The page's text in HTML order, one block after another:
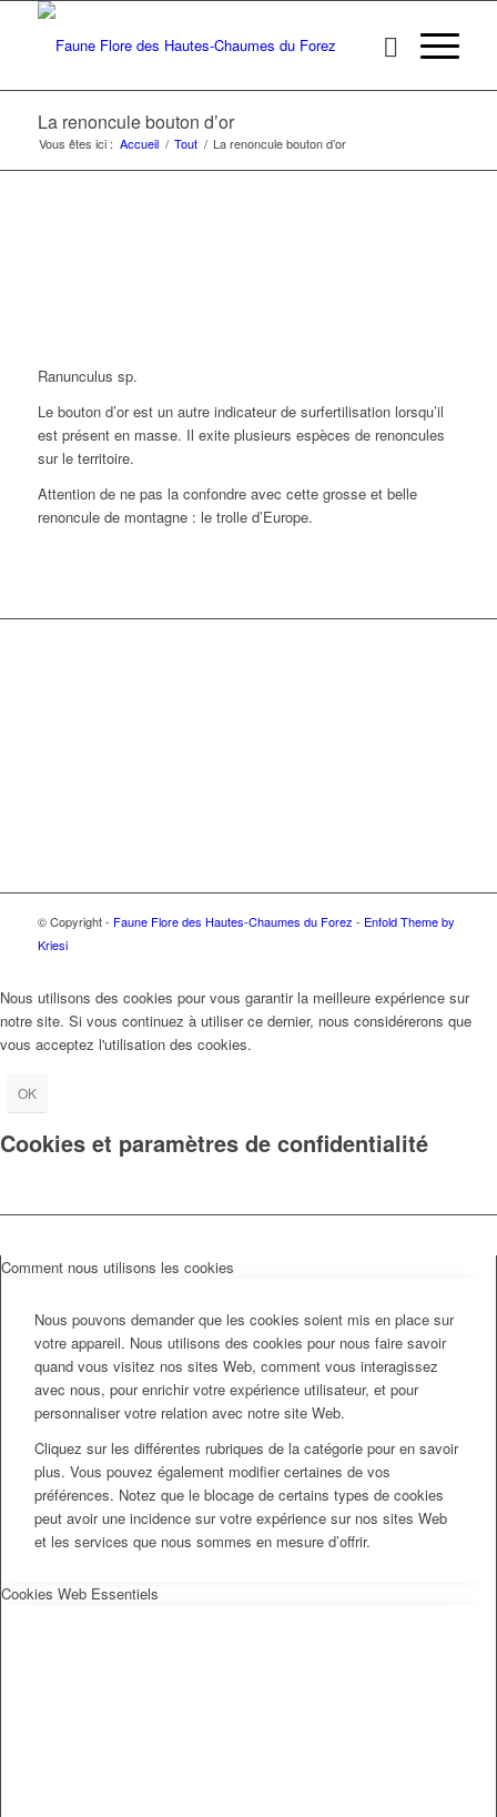
La renoncule bouton d’or
Vous êtes ici : Accueil / Tout / La renoncule bouton d’or
Ranunculus sp.
Le bouton d’or est un autre indicateur de surfertilisation lorsqu’il
est présent en masse. Il exite plusieurs espèces de renoncules
sur le territoire.
Attention de ne pas la confondre avec cette grosse et belle
renoncule de montagne : le trolle d’Europe.
© Copyright - Faune Flore des Hautes-Chaumes du Forez - Enfold Theme by
Kriesi
Nous utilisons des cookies pour vous garantir la meilleure expérience sur
notre site. Si vous continuez à utiliser ce dernier, nous considérerons que
vous acceptez l'utilisation des cookies.
OK
Cookies et paramètres de confidentialité
Comment nous utilisons les cookies
Nous pouvons demander que les cookies soient mis en place sur
votre appareil. Nous utilisons des cookies pour nous faire savoir
quand vous visitez nos sites Web, comment vous interagissez
avec nous, pour enrichir votre expérience utilisateur, et pour
personnaliser votre relation avec notre site Web.
Cliquez sur les différentes rubriques de la catégorie pour en savoir
plus. Vous pouvez également modifier certaines de vos
préférences. Notez que le blocage de certains types de cookies
peut avoir une incidence sur votre expérience sur nos sites Web
et les services que nous sommes en mesure d’offrir.
Cookies Web Essentiels